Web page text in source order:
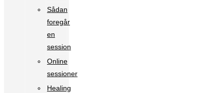
Sådan
foregår
en
session
Online
sessioner
Healing